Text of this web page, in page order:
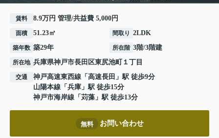
賃料 8.9万円 管理/共益費 5,000円
面積 51.23㎡ 間取り 2LDK
築年数 築29年 所在階 3階/3階建
所在地 兵庫県神戸市長田区東尻池町 １丁目
交通 神戸高速東西線 「 高速長田 」駅 徒歩9分
山陽本線 「 兵庫 」駅 徒歩15分
神戸市海岸線 「 苅藻 」駅 徒歩13分
無料 お問い合わせ